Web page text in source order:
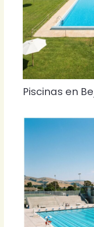
Piscinas en